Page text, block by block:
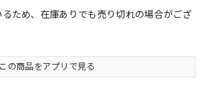
ため、在庫ありでも売り切れの場合がござ
この商品をアプリで見る